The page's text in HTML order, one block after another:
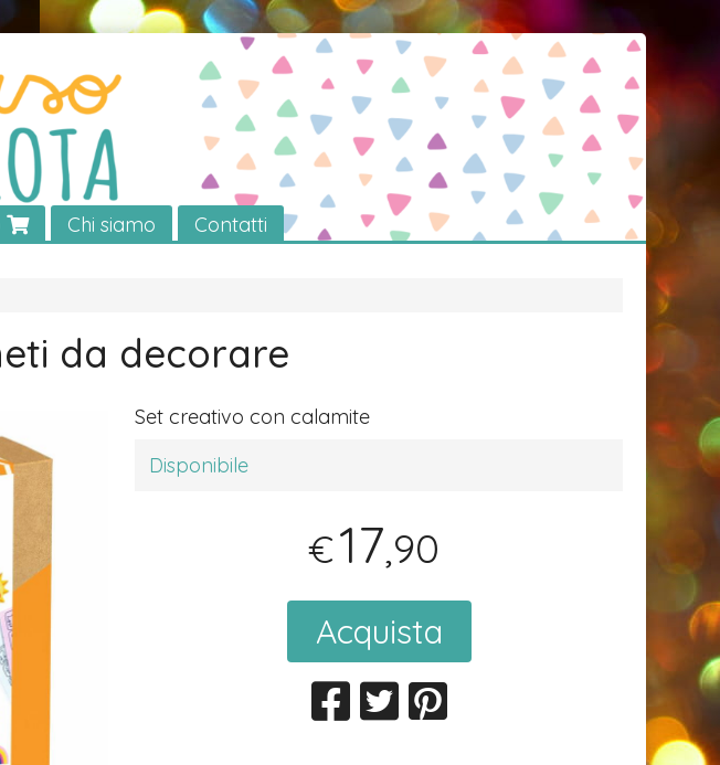
Chi siamo Contatti
da decorare
Set creativo con calamite
Disponibile
€17,90
Acquista